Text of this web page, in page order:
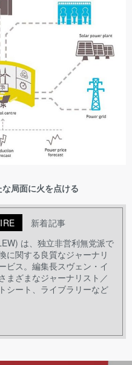
局面に火を点ける
新着記事
は、独立非営利無党派で
に関する良質なジャーナリ
ビス。編集長スヴェン・イ
まざまなジャーナリスト／
シート、ライブラリーなど